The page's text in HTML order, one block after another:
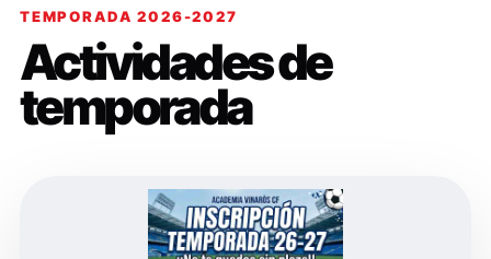
TEMPORADA 2026-2027
Actividades de
temporada